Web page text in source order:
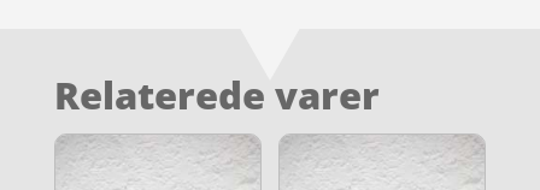
Relaterede varer